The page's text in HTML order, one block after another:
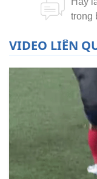
VIDEO LIÊN